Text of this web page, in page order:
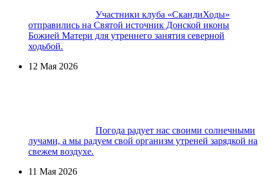
Участники клуба «СкандиХоды»
отправились на Святой источник Донской иконы
Божией Матери для утреннего занятия северной
ходьбой.
12 Мая 2026
Погода радует нас своими солнечными
лучами, а мы радуем свой организм утреней зарядкой на
свежем воздухе.
11 Мая 2026